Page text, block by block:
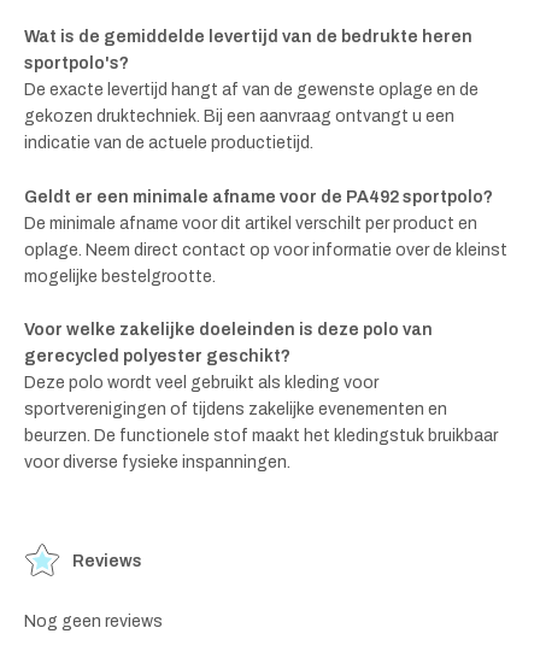
Wat is de gemiddelde levertijd van de bedrukte heren
sportpolo's?
De exacte levertijd hangt af van de gewenste oplage en de
gekozen druktechniek. Bij een aanvraag ontvangt u een
indicatie van de actuele productietijd.
Geldt er een minimale afname voor de PA492 sportpolo?
De minimale afname voor dit artikel verschilt per product en
oplage. Neem direct contact op voor informatie over de kleinst
mogelijke bestelgrootte.
Voor welke zakelijke doeleinden is deze polo van
gerecycled polyester geschikt?
Deze polo wordt veel gebruikt als kleding voor
sportverenigingen of tijdens zakelijke evenementen en
beurzen. De functionele stof maakt het kledingstuk bruikbaar
voor diverse fysieke inspanningen.
Reviews
Nog geen reviews